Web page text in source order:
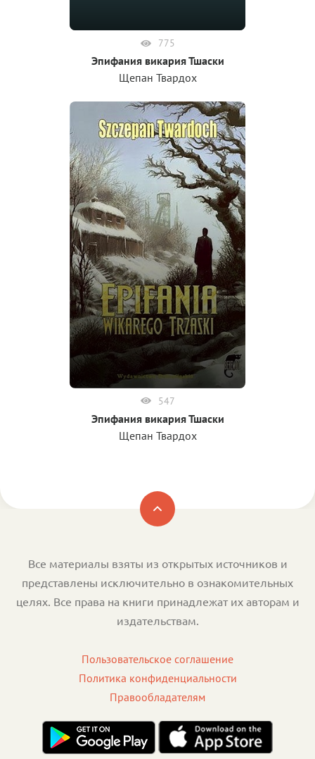
775
Эпифания викария Тшаски
Щепан Твардох
547
Эпифания викария Тшаски
Щепан Твардох
Все материалы взяты из открытых источников и
представлены исключительно в ознакомительных
целях. Все права на книги принадлежат их авторам и
издательствам.
Пользовательское соглашение
Политика конфиденциальности
Правообладателям